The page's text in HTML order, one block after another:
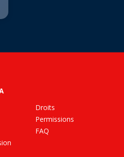
Droits
Permissions
FAQ